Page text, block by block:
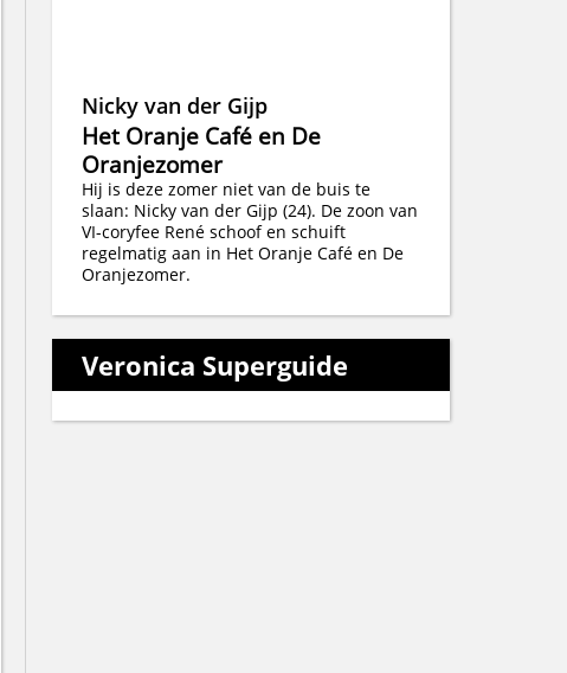
Nicky van der Gijp
Het Oranje Café en De
Oranjezomer
Hij is deze zomer niet van de buis te
slaan: Nicky van der Gijp (24). De zoon van
VI-coryfee René schoof en schuift
regelmatig aan in Het Oranje Café en De
Oranjezomer.
Veronica Superguide